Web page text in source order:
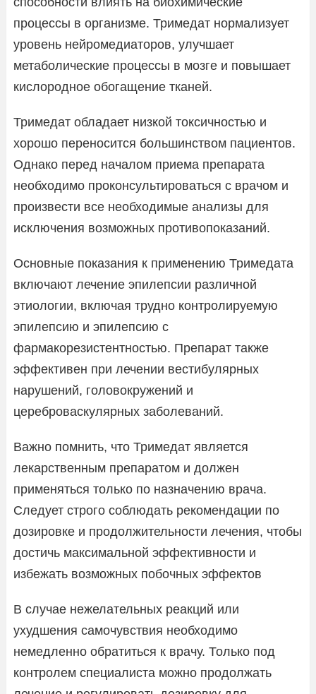
процессы в организме. Тримедат нормализует
уровень нейромедиаторов, улучшает
метаболические процессы в мозге и повышает
кислородное обогащение тканей.
Тримедат обладает низкой токсичностью и
хорошо переносится большинством пациентов.
Однако перед началом приема препарата
необходимо проконсультироваться с врачом и
произвести все необходимые анализы для
исключения возможных противопоказаний.
Основные показания к применению Тримедата
включают лечение эпилепсии различной
этиологии, включая трудно контролируемую
эпилепсию и эпилепсию с
фармакорезистентностью. Препарат также
эффективен при лечении вестибулярных
нарушений, головокружений и
цереброваскулярных заболеваний.
Важно помнить, что Тримедат является
лекарственным препаратом и должен
применяться только по назначению врача.
Следует строго соблюдать рекомендации по
дозировке и продолжительности лечения, чтобы
достичь максимальной эффективности и
избежать возможных побочных эффектов
В случае нежелательных реакций или
ухудшения самочувствия необходимо
немедленно обратиться к врачу. Только под
контролем специалиста можно продолжать